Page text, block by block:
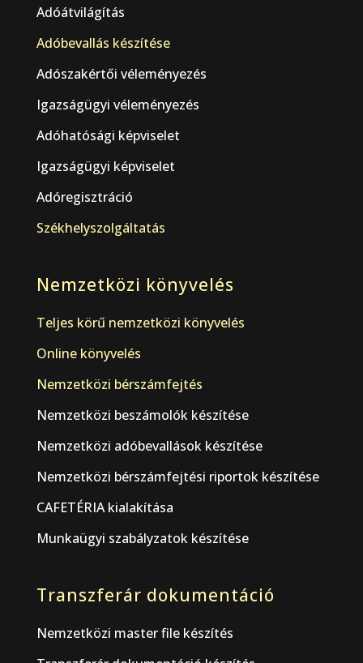
Adóátvilágítás
Adóbevallás készítése
Adószakértői véleményezés
Igazságügyi véleményezés
Adóhatósági képviselet
Igazságügyi képviselet
Adóregisztráció
Székhelyszolgáltatás
Nemzetközi könyvelés
Teljes körű nemzetközi könyvelés
Online könyvelés
Nemzetközi bérszámfejtés
Nemzetközi beszámolók készítése
Nemzetközi adóbevallások készítése
Nemzetközi bérszámfejtési riportok készítése
CAFETÉRIA kialakítása
Munkaügyi szabályzatok készítése
Transzferár dokumentáció
Nemzetközi master file készítés